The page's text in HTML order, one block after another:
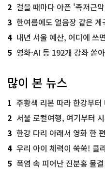
2 걸을 때마다 아픈 '족저근막염
3 한여름에도 얼음장 같은 계곡
4 내년 서울 예산, 어디에 쓰
5 영화·AI 등 192개 강좌 쏟
많이 본 뉴스
1 주황색 리본 따라 한강부터 메타
2 서울 로컬여행, 여기부터
3 한강 다리 아래서 영화 한
4 우리 아이 체력이 쑥쑥! 클
5 폭염 속 피어난 진분홍 물